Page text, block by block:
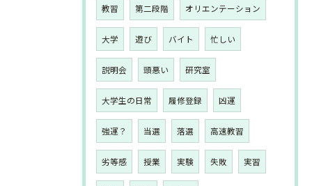
教習 第二段階 オリエンテーション
大学 遊び バイト 忙しい
説明会 頭悪い 研究室
大学生の日常 履修登録 凶運
強運？ 当選 落選 高速教習
劣等感 授業 実験 失敗 実習